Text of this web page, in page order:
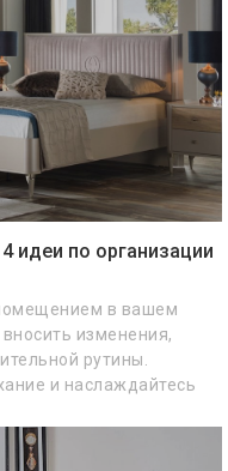
идеи по организации
в вашем
изменения,
рутины.
и наслаждайтесь
ресурсы в обустройство
где вы начинаете и